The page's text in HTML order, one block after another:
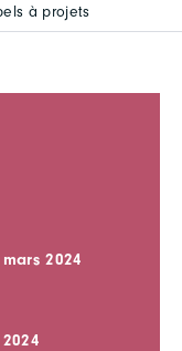
à projets
2024